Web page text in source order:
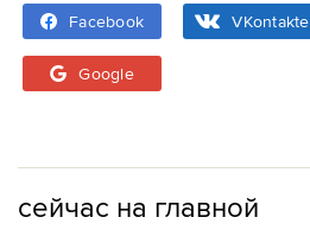
Facebook VKontakte
Google
сейчас на главной